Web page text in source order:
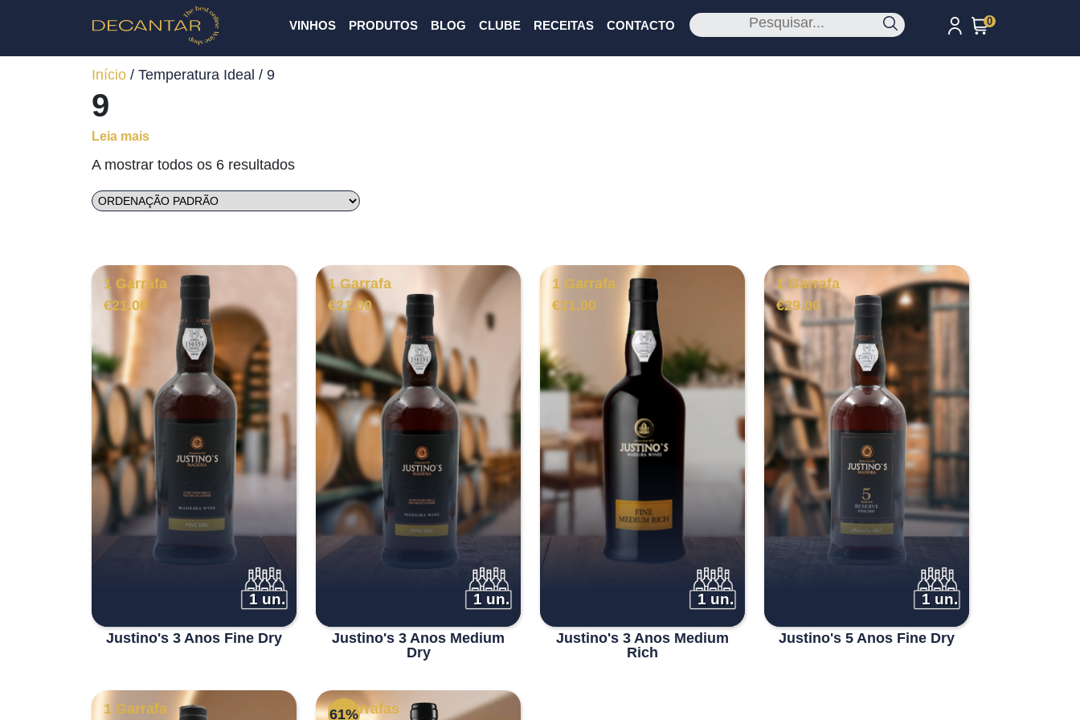
VINHOS PRODUTOS BLOG CLUBE RECEITAS CONTACTO 0
Início / Temperatura Ideal / 9
9
Leia mais
A mostrar todos os 6 resultados
1 Garrafa
€21.00
1 un.
Justino's 3 Anos Fine Dry
1 Garrafa
€21.00
1 un.
Justino's 3 Anos Medium
Dry
1 Garrafa
€21.00
1 un.
Justino's 3 Anos Medium
Rich
1 Garrafa
€29.00
1 un.
Justino's 5 Anos Fine Dry
1 Garrafa
61%
6 Garrafas